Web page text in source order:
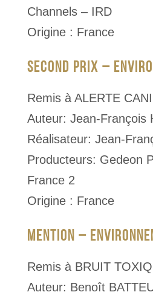
Channels – IRD
Origine : France
SECOND PRIX –
Remis à ALERTE
Auteur: Jean-François
Réalisateur: Jean-
Producteurs: Gedeon
France 2
Origine : France
MENTION –
Remis à BRUIT
Auteur: Benoît